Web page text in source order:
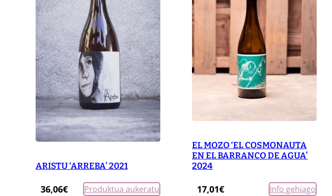
N
q
u
a
n
t
t
ARISTU ‘ARREBA’ 2021
36,06€ Produktua aukeratu
EL MOZO ‘EL COSMONAUTA
EN EL BARRANCO DE AGUA’
2024
17,01€ Info gehiago